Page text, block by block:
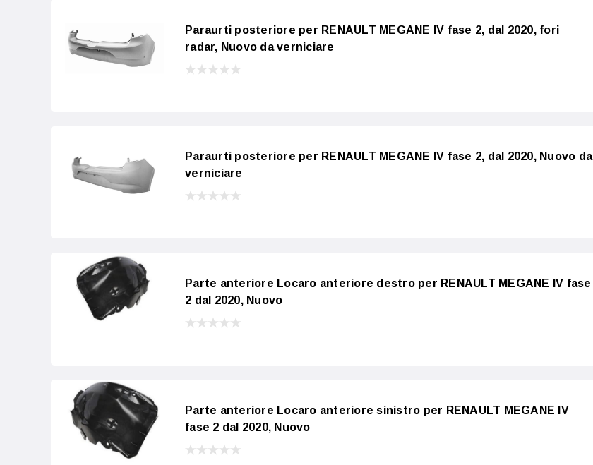
Paraurti posteriore per RENAULT MEGANE IV fase 2, dal 2020, fori
radar, Nuovo da verniciare
Paraurti posteriore per RENAULT MEGANE IV fase 2, dal 2020, Nuovo da
verniciare
Parte anteriore Locaro anteriore destro per RENAULT MEGANE IV fase
2 dal 2020, Nuovo
Parte anteriore Locaro anteriore sinistro per RENAULT MEGANE IV
fase 2 dal 2020, Nuovo